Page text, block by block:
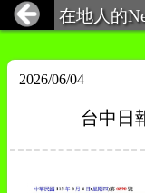
在地人的
2026/06/04
台中日